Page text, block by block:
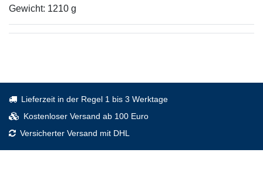
Gewicht: 1210 g
Lieferzeit in der Regel 1 bis 3 Werktage
Kostenloser Versand ab 100 Euro
Versicherter Versand mit DHL